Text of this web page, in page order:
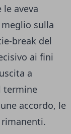
aveva
sulla
break del
ai fini
a
termine
accordo, le